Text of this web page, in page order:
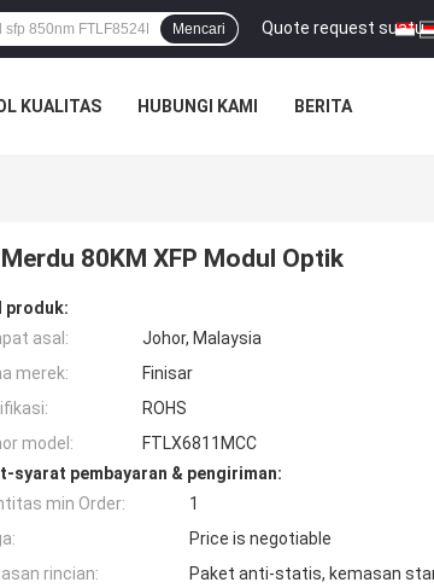
Quote request suatu
Mencari
KUALITAS HUBUNGI KAMI BERITA
80KM XFP Modul Optik
produk:
asal:
Johor, Malaysia
merek:
Finisar
ROHS
model:
FTLX6811MCC
syarat pembayaran & pengiriman:
min Order:
1
Price is negotiable
rincian:
Paket anti-statis, kemasan